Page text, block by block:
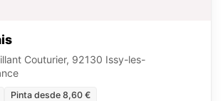
Couturier, 92130 Issy-les-
Pinta desde 8,60 €